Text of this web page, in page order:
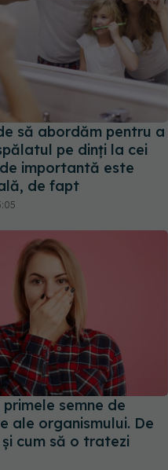
să abordăm pentru a
pe dinți la cei
importantă este
de fapt
semne de
ale organismului. De
cum să o tratezi